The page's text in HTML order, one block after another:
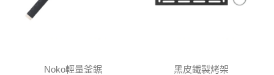
Noko輕量釜鋸 黑皮鐵製烤架